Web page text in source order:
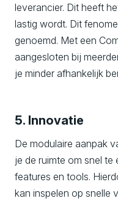
leverancier. Dit heeft
lastig wordt. Dit
genoemd. Met een
aangesloten bij
je minder afhankelijk
5. Innovatie
De modulaire aanpak
je de ruimte om snel te
features en tools.
kan inspelen op snelle